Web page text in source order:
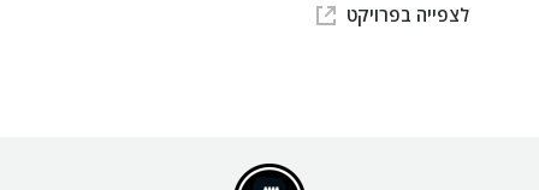
לצפייה בפרויקט